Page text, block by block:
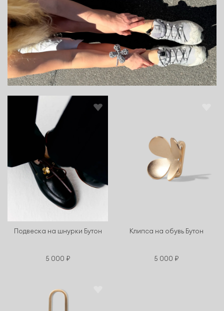
Подвеска на шнурки Бутон
5 000 ₽
Клипса на обувь Бутон
5 000 ₽